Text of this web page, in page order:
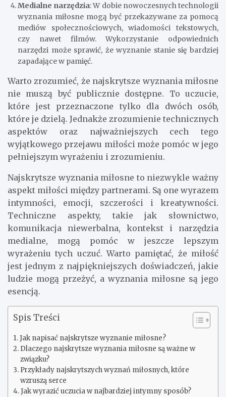
Medialne narzędzia: W dobie nowoczesnych technologii
wyznania miłosne mogą być przekazywane za pomocą
mediów społecznościowych, wiadomości tekstowych,
czy nawet filmów. Wykorzystanie odpowiednich
narzędzi może sprawić, że wyznanie stanie się bardziej
zapadające w pamięć.
Warto zrozumieć, że najskrytsze wyznania miłosne
nie muszą być publicznie dostępne. To uczucie,
które jest przeznaczone tylko dla dwóch osób,
które je dzielą. Jednakże zrozumienie technicznych
aspektów oraz najważniejszych cech tego
wyjątkowego przejawu miłości może pomóc w jego
pełniejszym wyrażeniu i zrozumieniu.
Najskrytsze wyznania miłosne to niezwykle ważny
aspekt miłości między partnerami. Są one wyrazem
intymności, emocji, szczerości i kreatywności.
Techniczne aspekty, takie jak słownictwo,
komunikacja niewerbalna, kontekst i narzędzia
medialne, mogą pomóc w jeszcze lepszym
wyrażeniu tych uczuć. Warto pamiętać, że miłość
jest jednym z najpiękniejszych doświadczeń, jakie
ludzie mogą przeżyć, a wyznania miłosne są jego
esencją.
Spis Treści
Jak napisać najskrytsze wyznanie miłosne?
Dlaczego najskrytsze wyznania miłosne są ważne w
związku?
Przykłady najskrytszych wyznań miłosnych, które
wzruszą serce
Jak wyrazić uczucia w najbardziej intymny sposób?